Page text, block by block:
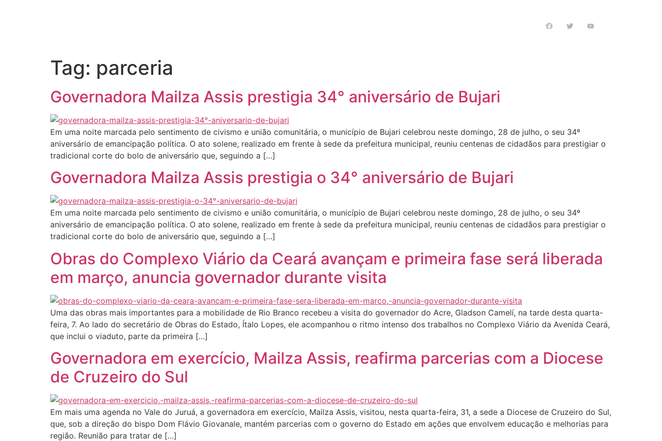
Tag: parceria
Governadora Mailza Assis prestigia 34° aniversário de Bujari
Em uma noite marcada pelo sentimento de civismo e união comunitária, o município de Bujari celebrou neste domingo, 28 de julho, o seu 34º
aniversário de emancipação política. O ato solene, realizado em frente à sede da prefeitura municipal, reuniu centenas de cidadãos para prestigiar o
tradicional corte do bolo de aniversário que, seguindo a […]
Governadora Mailza Assis prestigia o 34° aniversário de Bujari
Em uma noite marcada pelo sentimento de civismo e união comunitária, o município de Bujari celebrou neste domingo, 28 de julho, o seu 34º
aniversário de emancipação política. O ato solene, realizado em frente à sede da prefeitura municipal, reuniu centenas de cidadãos para prestigiar o
tradicional corte do bolo de aniversário que, seguindo a […]
Obras do Complexo Viário da Ceará avançam e primeira fase será liberada
em março, anuncia governador durante visita
Uma das obras mais importantes para a mobilidade de Rio Branco recebeu a visita do governador do Acre, Gladson Camelí, na tarde desta quarta-
feira, 7. Ao lado do secretário de Obras do Estado, Ítalo Lopes, ele acompanhou o ritmo intenso dos trabalhos no Complexo Viário da Avenida Ceará,
que inclui o viaduto, parte da primeira […]
Governadora em exercício, Mailza Assis, reafirma parcerias com a Diocese
de Cruzeiro do Sul
Em mais uma agenda no Vale do Juruá, a governadora em exercício, Mailza Assis, visitou, nesta quarta-feira, 31, a sede a Diocese de Cruzeiro do Sul,
que, sob a direção do bispo Dom Flávio Giovanale, mantém parcerias com o governo do Estado em ações que envolvem educação e melhorias para
região. Reunião para tratar de […]